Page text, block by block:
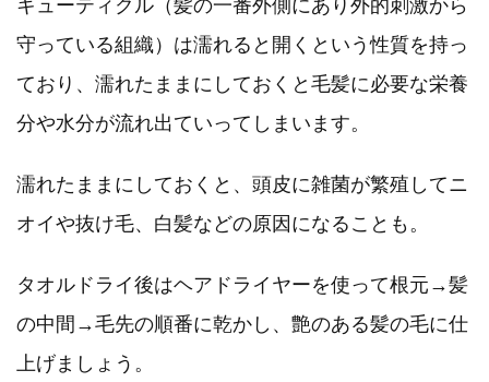
守っている組織）は濡れると開くという性質を持っ
ており、濡れたままにしておくと毛髪に必要な栄養
分や水分が流れ出ていってしまいます。
濡れたままにしておくと、頭皮に雑菌が繁殖してニ
オイや抜け毛、白髪などの原因になることも。
タオルドライ後はヘアドライヤーを使って根元→髪
の中間→毛先の順番に乾かし、艶のある髪の毛に仕
上げましょう。